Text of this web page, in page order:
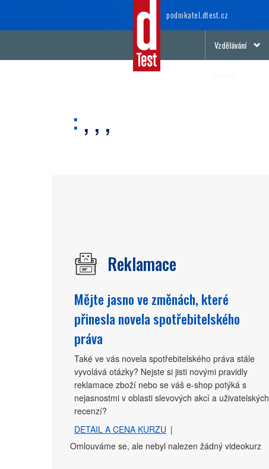
podnikatel.dtest.cz
Vzdělávání
: , , ,
Reklamace
Mějte jasno ve změnách, které
přinesla novela spotřebitelského
práva
Také ve vás novela spotřebitelského práva stále
vyvolává otázky? Nejste si jisti novými pravidly
reklamace zboží nebo se váš e-shop potýká s
nejasnostmi v oblasti slevových akcí a uživatelských
recenzí?
DETAIL A CENA KURZU |
Omlouváme se, ale nebyl nalezen žádný videokurz